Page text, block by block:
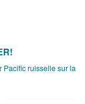
Pacific ruisselle sur la